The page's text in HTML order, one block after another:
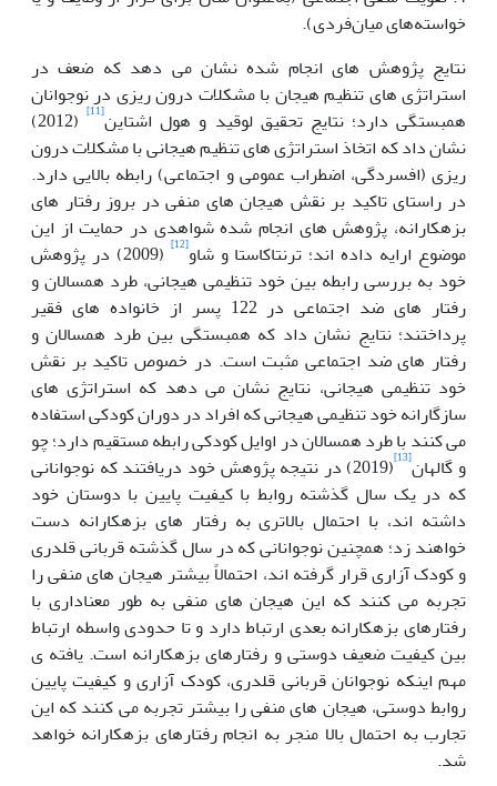
خواسته‌های میان‌فردی).
نتایج پژوهش های انجام شده نشان می دهد که ضعف در
استراتژی های تنظیم هیجان با مشکلات درون ریزی در نوجوانان
همبستگی دارد؛ نتایج تحقیق لوقید و هول اشتاین[11]
(2012)
نشان داد که اتخاذ استراتژی های تنظیم هیجانی با مشکلات درون
ریزی (افسردگی، اضطراب عمومی و اجتماعی) رابطه بالایی دارد.
در راستای تاکید بر نقش هیجان های منفی در بروز رفتار های
بزهکارانه، پژوهش های انجام شده شواهدی در حمایت از این
موضوع ارایه داده اند؛ ترنتاکاستا و شاو[12]
(2009) در پژوهش
خود به بررسی رابطه بین خود تنظیمی هیجانی، طرد همسالان و
رفتار های ضد اجتماعی در 122 پسر از خانواده های فقیر
پرداختند؛ نتایج نشان داد که همبستگی بین طرد همسالان و
رفتار های ضد اجتماعی مثبت است. در خصوص تاکید بر نقش
خود تنظیمی هیجانی، نتایج نشان می دهد که استراتژی های
سازگارانه خود تنظیمی هیجانی که افراد در دوران کودکی استفاده
می کنند با طرد همسالان در اوایل کودکی رابطه مستقیم دارد؛ چو
و گالهان[13]
(2019) در نتیجه پژوهش خود دریافتند که نوجوانانی
که در یک سال گذشته روابط با کیفیت پایین با دوستان خود
داشته اند، با احتمال بالاتری به رفتار های بزهکارانه دست
خواهند زد؛ همچنین نوجوانانی که در سال گذشته قربانی قلدری
و کودک آزاری قرار گرفته اند، احتمالاً بیشتر هیجان های منفی را
تجربه می کنند که این هیجان های منفی به طور معناداری با
رفتارهای بزهکارانه بعدی ارتباط دارد و تا حدودی واسطه ارتباط
بین کیفیت ضعیف دوستی و رفتارهای بزهکارانه است. یافته ی
مهم اینکه نوجوانان قربانی قلدری، کودک آزاری و کیفیت پایین
روابط دوستی، هیجان های منفی را بیشتر تجربه می کنند که این
تجارب به احتمال بالا منجر به انجام رفتارهای بزهکارانه خواهد
شد.